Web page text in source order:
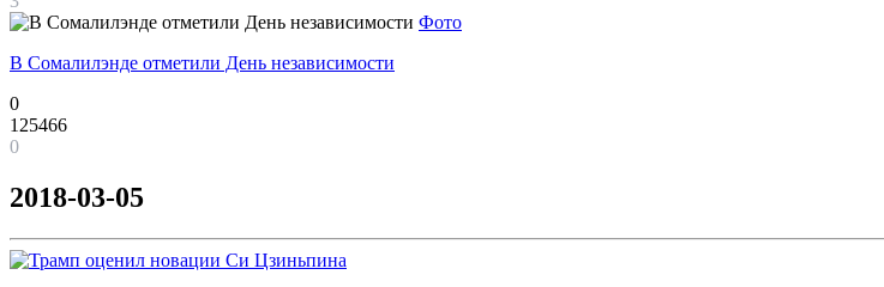
Фото
В Сомалилэнде отметили День независимости
0
125466
0
2018-03-05